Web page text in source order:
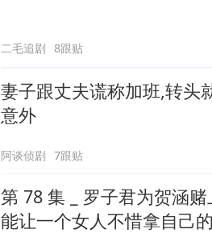
二毛追剧 8跟贴
妻子跟丈夫谎称加班,转头
意外
阿谈侦剧 7跟贴
第 78 集 _ 罗子君为贺涵
能让一个女人不惜拿自己